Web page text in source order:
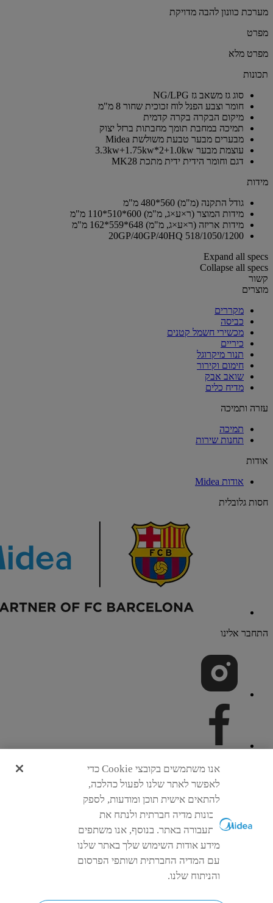
מערכת כוונון להבה מדויקת
מפרט
מפרט מלא
תכונות
סוג גז משאב גז NG/LPG
חומר וצבע הפנל לוח זכוכית שחור 8 מ"מ
מיקום הבקרה בקרה קדמית
תמיכה במחבת תומך מחבתות ברזל יצוק
מבערים מבער טבעת משולשת Midea
עוצמת מבער 3.3kw+1.75kw*2+1.0kw
דגם וחומר הידית ידית מתכת MK28
מידות
גודל התקנה (מ"מ) 560*480 מ"מ
מידות המוצר (ר×ע×ג, מ"מ) 600*510*110 מ"מ
מידות אריזה (ר×ע×ג, מ"מ) 648*559*162 מ"מ
20GP/40GP/40HQ 518/1050/1200
Expand all specs
Collapse all specs
קשור
מוצרים
מקררים
כביסה
מכשירי חשמל קטנים
כיריים
תנור מיקרוגל
חימום וקירור
שואב אבק
מדיח כלים
עזרה ותמיכה
תמיכה
תחנות שירות
אודות
אודות Midea
חסות גלובלית
התחבר אלינו
אנו משתמשים בקובצי Cookie כדי
לאפשר לאתר שלנו לפעול כהלכה,
להתאים אישית תוכן ומודעות, לספק
תכונות מדיה חברתית ולנתח את
התעבורה באתר. בנוסף, אנו משתפים
מידע אודות השימוש שלך באתר שלנו
עם המדיה החברתית ושותפי הפרסום
והניתוח שלנו.